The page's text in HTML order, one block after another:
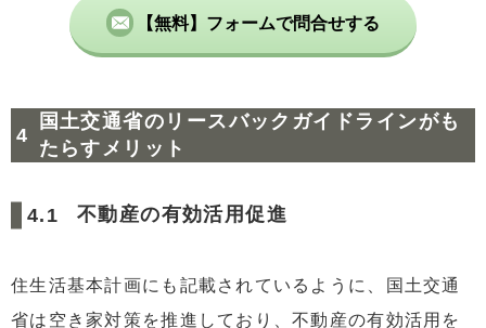
【無料】フォームで問合せする
国土交通省のリースバックガイドラインがも
たらすメリット
不動産の有効活用促進
住生活基本計画にも記載されているように、国土交通
省は空き家対策を推進しており、不動産の有効活用を